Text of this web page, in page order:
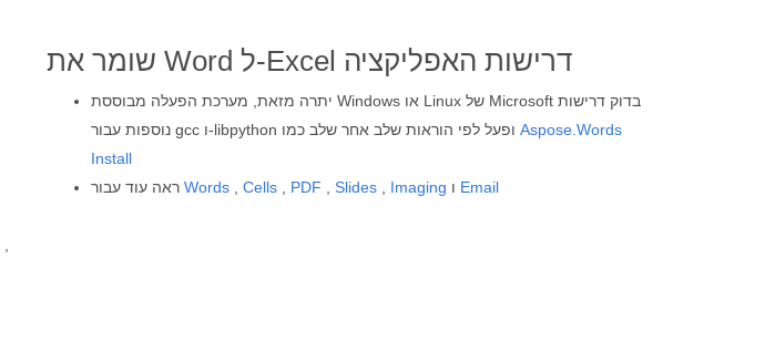
שומר את Word ל-Excel דרישות האפליקציה
יתרה מזאת, מערכת הפעלה מבוססת Windows או Linux של Microsoft בדוק דרישות
Aspose.Words
Install
Words Cells PDF Slides Imaging Email